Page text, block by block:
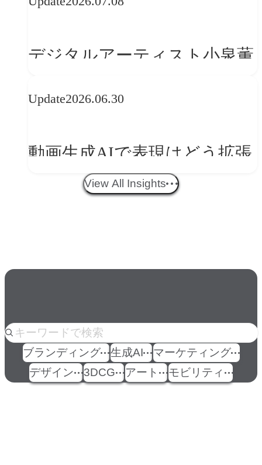
レンドに見る「人間中心」へ
デジタルアーティスト小泉薫
ークフロー設計と「ノイズと
Update2026.06.30
動画生成AIで表現はどう拡張
する？映像ディレクター橋本
View All Insights
人気のkeyword
ブランディング 生成AI
マーケティング
デザイン
3DCG アート モビリティ